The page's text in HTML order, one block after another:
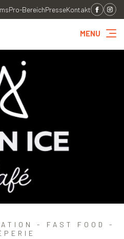
Pro-BereichPresseKontakt
MENU
- FAST FOOD -